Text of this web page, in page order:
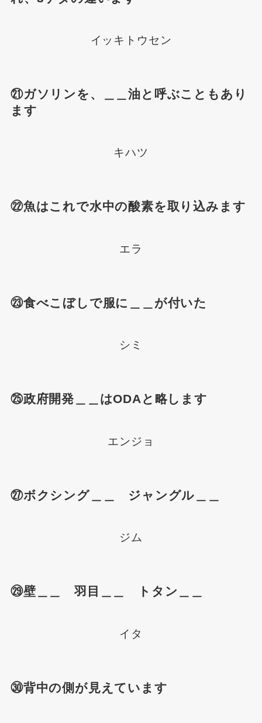
イッキトウセン
㉑ガソリンを、＿＿油と呼ぶこともあり
ます
キハツ
㉒魚はこれで水中の酸素を取り込みます
エラ
㉓食べこぼしで服に＿＿が付いた
シミ
㉕政府開発＿＿はODAと略します
エンジョ
㉗ボクシング＿＿ ジャングル＿＿
ジム
㉙壁＿＿ 羽目＿＿ トタン＿＿
イタ
㉚背中の側が見えています